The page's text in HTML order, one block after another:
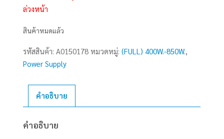
ล่วงหน้า
สินค้าหมดแล้ว
รหัสสินค้า: A0150178 หมวดหมู่:(FULL) 400W.-850W.
Power Supply
คำอธิบาย
คำอธิบาย